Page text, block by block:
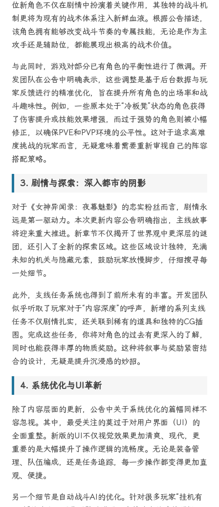
位新角色不仅在剧情中扮演着关键作用，其独特的战斗机
制更将为现有的战术体系注入新鲜血液。根据公告描述，
该角色拥有能够改变战斗节奏的专属技能，无论是作为主
攻手还是辅助位，都能展现出极高的战术价值。
与此同时，游戏对部分已有角色的平衡性进行了微调。开
发团队在公告中明确表示，这些调整是基于后台数据与玩
家反馈进行的精准优化，旨在提升所有角色的出场率和战
斗趣味性。例如，一些原本处于“冷板凳”状态的角色获得
了伤害提升或技能效果增强，而过于强势的角色则被小幅
修正，以确保PVE和PVP环境的公平性。这对于追求高难
度挑战的玩家而言，无疑意味着需要重新审视自己的阵容
搭配策略。
剧情与探索：深入都市的阴影
对于《女神异闻录：夜幕魅影》的忠实粉丝而言，剧情永
远是第一驱动力。本次更新内容公告明确指出，主线故事
将迎来重大推进。新章节不仅揭开了世界观中更深层的谜
团，还引入了全新的探索区域。这些区域设计独特，充满
未知的机关与隐藏元素，鼓励玩家放慢脚步，仔细搜寻每
一处细节。
此外，支线任务系统也得到了前所未有的丰富。开发团队
似乎听取了玩家对于“内容深度”的呼声，新增的系列支线
任务不仅剧情扎实，还关联到稀有的道具和独特的CG插
图。完成这些任务，你将对角色的过去有更深入的了解，
同时也能获得丰厚的物质奖励。这种将叙事与奖励紧密结
合的设计，无疑是提升沉浸感的妙招。
系统优化与UI革新
除了内容层面的更新，公告中关于系统优化的篇幅同样不
容忽视。其中，最受关注的莫过于对用户界面（UI）的
全面重整。新版的UI不仅视觉效果更加清爽、现代，更
重要的是大幅提升了操作逻辑的流畅度。无论是装备管
理、队伍编成，还是任务追踪，每一步操作都变得更加直
观、便捷。
另一个细节是自动战斗AI的优化。针对很多玩家“挂机有